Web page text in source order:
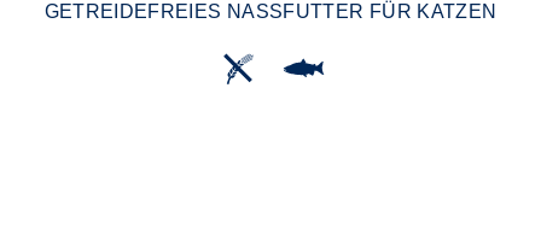
GETREIDEFREIES NASSFUTTER FÜR KATZEN